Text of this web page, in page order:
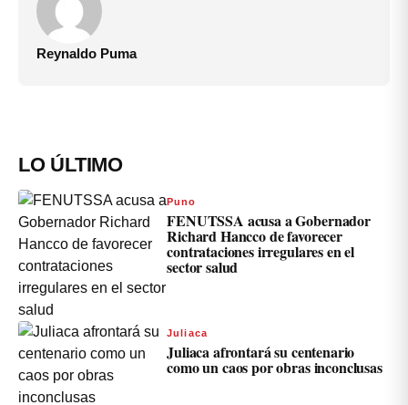
Reynaldo Puma
LO ÚLTIMO
Puno
FENUTSSA acusa a Gobernador
Richard Hancco de favorecer
contrataciones irregulares en el
sector salud
Juliaca
Juliaca afrontará su centenario
como un caos por obras inconclusas